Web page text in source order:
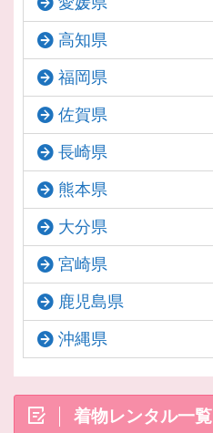
高知県
福岡県
佐賀県
長崎県
熊本県
大分県
宮崎県
鹿児島県
沖縄県
着物レンタル一覧